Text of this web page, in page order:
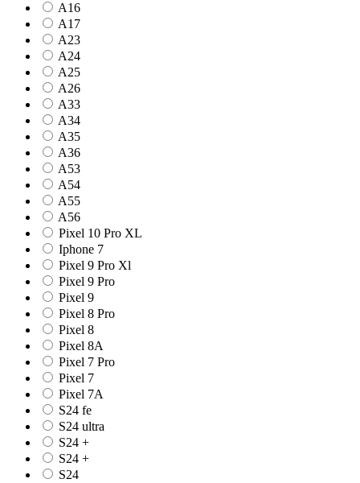
A16
A17
A23
A24
A25
A26
A33
A34
A35
A36
A53
A54
A55
A56
Pixel 10 Pro XL
Iphone 7
Pixel 9 Pro Xl
Pixel 9 Pro
Pixel 9
Pixel 8 Pro
Pixel 8
Pixel 8A
Pixel 7 Pro
Pixel 7
Pixel 7A
S24 fe
S24 ultra
S24 +
S24 +
S24